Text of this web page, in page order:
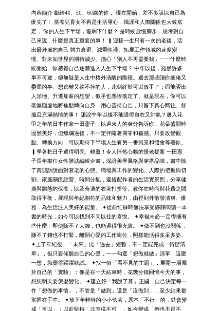
內容簡介 獻給40、50、60歲的你， 現在開始，差不多該以自己為
優先了！ 當養兒育女不再是生活重心，職涯和人際關係也大致底
定， 你的人生下半場，還剩下什麼？ 是時候放慢腳步，思考對自
己來說，什麼是真正重要的事！ ▎迎接一生只有一次的老後，活
出最舒服的自己 體力衰退、減重停滯、拓展工作領域的速度變
慢、對未知世界的期待減少、擔心「別人不再需要我」⋯⋯什麼時
候開始，你感覺自己逐漸進入人生下半場？ 中年以後，雖然許多
事不可逆，卻無疑是人生中格外清醒的階段。過去那些讓你疲倦又
委屈的事、想逃離又躲不掉的人，此刻終於可以放手了；而能否出
人頭地、升遷加薪的想望，似乎也塵埃落定了。就是現在，你可以
毫無顧慮地將焦點轉向自身，用心善待自己，只留下真心嚮往、舒
服且充滿熱情的事！ 誰說中年以後不能過得自在又帥氣？邁入花
甲之年的日本作家一田憲子，以過來人的身分告訴你，花朵盛開時
固然美好，但燦爛過後，不一定伴隨著凋零和傷感。只要改變觀
點、轉換方向，可以期待下半場人生有另一番風景和體會等著你。
▎學著把日子過得明亮、輕盈！令人怦然心動的慢老提案 一田憲
子長年擔任女性雜誌編輯企畫，深諳美學風格與穿搭品味，書中除
了真誠訴說面對衰老的心態、職場與工作的變化、人際的把握與切
割、家庭關係經營、時間分配，還搭配作者的生活實景照，分享健
康與體態的保養，以及合適的衣著打扮等。教你在時尚與花費之間
取得平衡，展現與年紀相符的品味和魅力，由裡到外散發清爽、優
雅，為生活注入美好的能量。 ✦從前忙碌時無法享受靜靜閱讀一本
書的時光，如今可以找到不同以往的喜悅。 ✦幸福未必一定得擁有
些什麼；即使賺不了大錢，也能過得很充實。 ✦做不到也沒關係，
賺不了錢也不打緊，離開心愛的工作崗位，照樣能活得多采多姿。
✦上了年紀後，「未來」比「過去」短暫，不一定能完成「待辦清
單」，但只要傾聽自己的心聲，一一勾選「想做就做」清單，這麼
一想，就覺得躍躍欲試。 ✦找一個「看不見的主題」，展開一場屬
於自己的「實驗」：像是在一天結束時，花幾分鐘回憶今天的事，
想想明天要怎麼變化。 ✦建立好「我說了算」王國，自己決定每一
件「想做的事情」，不管是「做到」還是「沒做到」，至少結果都
掌握在手中。 ✦放下年輕時的小小執著，原本「不行」的，就會變
成「可以」；以前堅持「非怎樣不可」，如今變成「倒也不是不